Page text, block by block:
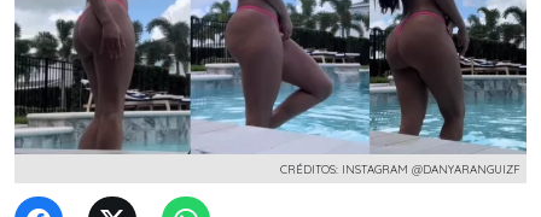
CRÉDITOS: INSTAGRAM @DANYARANGUIZF